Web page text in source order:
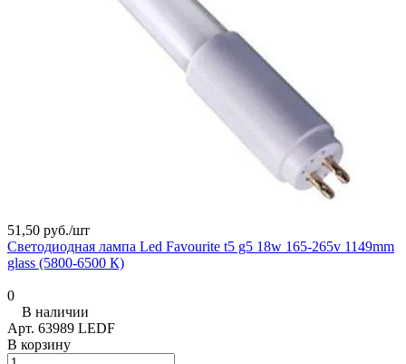
51,50 руб./шт
Светодиодная лампа Led Favourite t5 g5 18w 165-265v 1149mm
glass (5800-6500 К)
0
В наличии
Арт. 63989 LEDF
В корзину